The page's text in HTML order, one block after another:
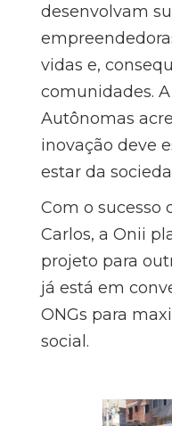
desenvolvam
vidas e,
comunidades.
Autônomas
inovação deve
estar da
Com o sucesso
Carlos, a Onii
projeto para
já está em
ONGs para
social.